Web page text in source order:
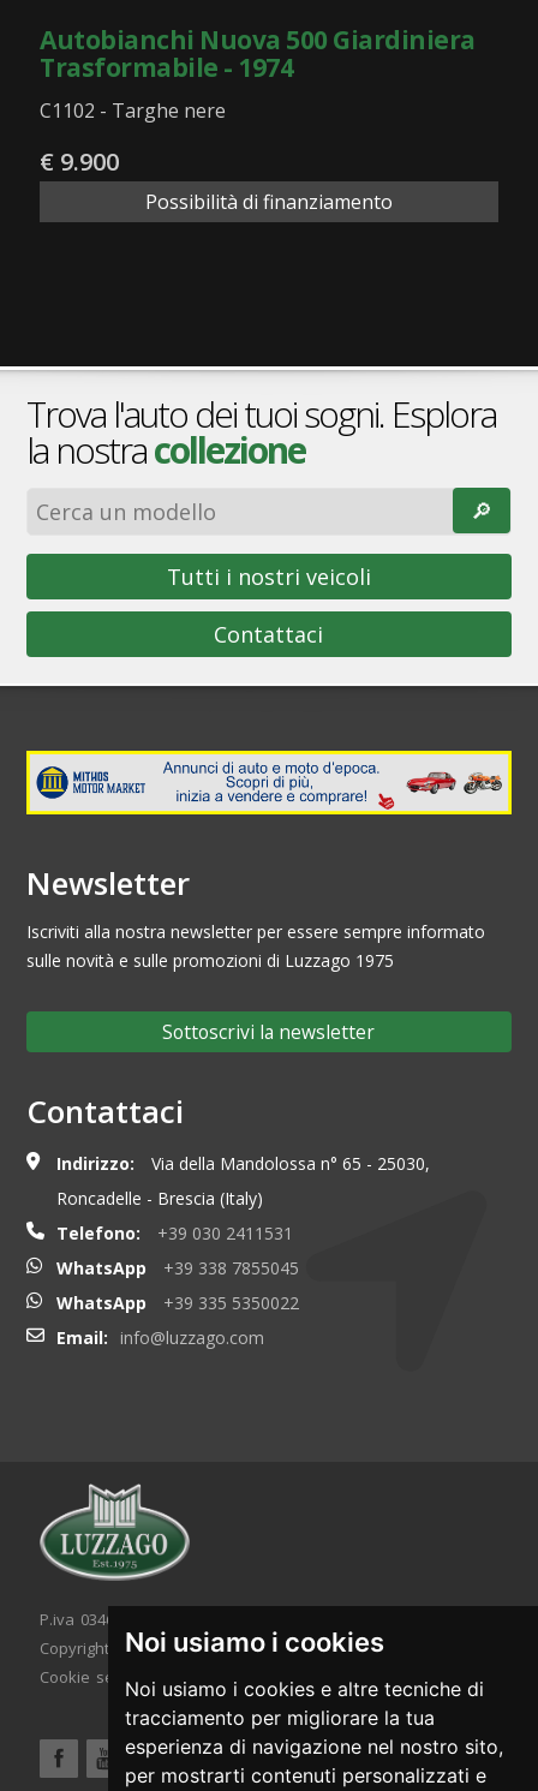
Noi usiamo i cookies
Noi usiamo i cookies e altre tecniche di
tracciamento per migliorare la tua
esperienza di navigazione nel nostro sito,
per mostrarti contenuti personalizzati e
Autobianchi Nuova 500 Giardiniera
Trasformabile - 1974
C1102 - Targhe nere
€ 9.900
Possibilità di finanziamento
Trova l'auto dei tuoi sogni. Esplora
la nostracollezione
🔎︎
Tutti i nostri veicoli
Contattaci
Newsletter
Iscriviti alla nostra newsletter per essere sempre informato
sulle novità e sulle promozioni di Luzzago 1975
Sottoscrivi la newsletter
Contattaci
Indirizzo:
Via della Mandolossa n° 65 - 25030,
Roncadelle - Brescia (Italy)
Telefono:
+39 030 2411531
WhatsApp
+39 338 7855045
WhatsApp
+39 335 5350022
Email:
info@luzzago.com
P.iva 03467320986 - C.F. 03467320986
Copyright © 2026. All rights reserved.
Cookie setting
| Cookie policy | Privacy policy